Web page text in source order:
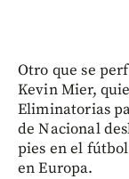
Otro que se
Kevin Mier,
Eliminatorias
de Nacional
pies en el
en Europa.